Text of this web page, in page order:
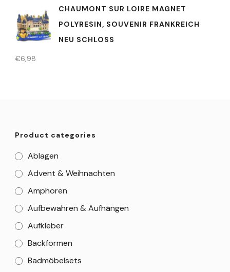
CHAUMONT SUR LOIRE MAGNET
POLYRESIN, SOUVENIR FRANKREICH
NEU SCHLOSS
€6,98
Product categories
Ablagen
Advent & Weihnachten
Amphoren
Aufbewahren & Aufhängen
Aufkleber
Backformen
Badmöbelsets